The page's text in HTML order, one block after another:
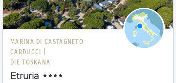
MARINA DI CASTAGNETO
CARDUCCI |
DIE TOSKANA
Etruria